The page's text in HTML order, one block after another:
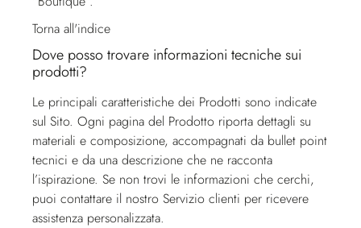
Torna all'indice
Dove posso trovare informazioni tecniche sui
prodotti?
Le principali caratteristiche dei Prodotti sono indicate
sul Sito. Ogni pagina del Prodotto riporta dettagli su
materiali e composizione, accompagnati da bullet point
tecnici e da una descrizione che ne racconta
l’ispirazione. Se non trovi le informazioni che cerchi,
puoi contattare il nostro Servizio clienti per ricevere
assistenza personalizzata.